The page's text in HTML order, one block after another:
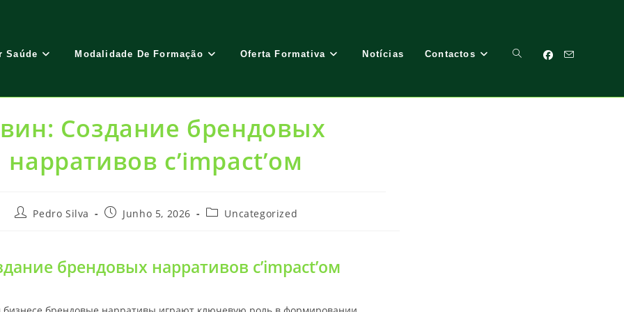
Saúde Modalidade De Formação Oferta Formativa Notícias Contactos Toggle
Создание брендовых
нарративов с’impact’ом
PostPedro Silva
PostJunho 5, 2026
PostUncategorized
брендовых нарративов с’impact’ом